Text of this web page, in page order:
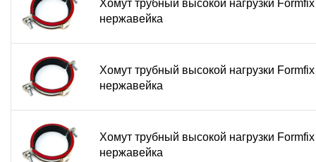
Хомут трубный высокой нагрузки
нержавейка
Хомут трубный высокой нагрузки
нержавейка
Хомут трубный высокой нагрузки
нержавейка